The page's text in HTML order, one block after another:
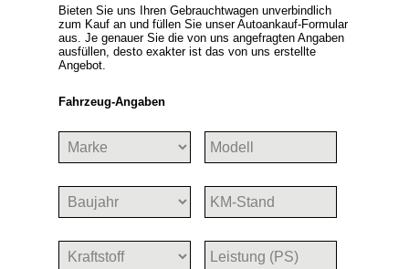
Bieten Sie uns Ihren Gebrauchtwagen unverbindlich
zum Kauf an und füllen Sie unser Autoankauf-Formular
aus. Je genauer Sie die von uns angefragten Angaben
ausfüllen, desto exakter ist das von uns erstellte
Angebot.
Fahrzeug-Angaben